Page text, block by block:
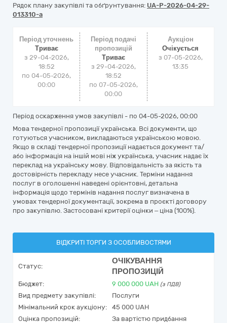
Рядок плану закупівлі та обґрунтування: UA-P-2026-04-29-
013310-a
Період уточнень
Триває
з 29-04-2026,
18:52
по 04-05-2026,
00:00
Період подачі
пропозицій
Триває
з 29-04-2026,
18:52
по 07-05-2026,
00:00
Аукціон
Очікується
з 07-05-2026,
13:35
Період оскарження умов закупівлі - по 04-05-2026, 00:00
Мова тендерної пропозиції українська. Всі документи, що
готуються учасником, викладаються українською мовою.
Якщо в складі тендерної пропозиції надається документ та/
або інформація на іншій мові ніж українська, учасник надає їх
переклад на українську мову. Відповідальність за якість та
достовірність перекладу несе учасник. Терміни надання
послуг в оголошенні наведені орієнтовні, детальна
інформація щодо термінів надання послуг визначена в
умовах тендерної документації, зокрема в проєкті договору
про закупівлю. Застосовані критерії оцінки – ціна (100%).
ВІДКРИТІ ТОРГИ З ОСОБЛИВОСТЯМИ
Статус:
ОЧІКУВАННЯ
ПРОПОЗИЦІЙ
Бюджет: 9 000 000 UAH (з ПДВ)
Вид предмету закупівлі:
Послуги
Мінімальний крок аукціону:
45 000 UAH
Оцінка пропозицій:
За вартістю придбання